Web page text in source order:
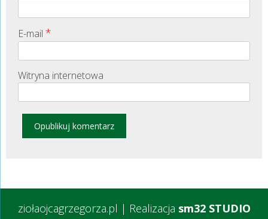
E-mail *
Witryna internetowa
ziołaojcagrzegorza.pl | Realizacja sm32 STUDIO